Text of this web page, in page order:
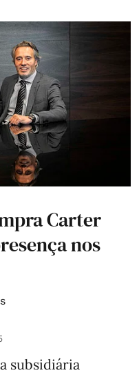
Carter
nos
subsidiária